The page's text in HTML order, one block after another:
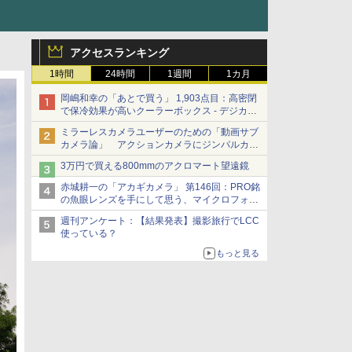
アクセスランキング
1時間 24時間 1週間 1カ月
岡嶋和幸の「あとで買う」 1,903点目：高密閉
で保冷効果が高いクーラーボックス - デジカメ
Watch
ミラーレスカメラユーザーのための「動画サブ
カメラ論」 アクションカメラにジンバルカメ
ラ……その実質的な違いは？
3万円で買える800mmのアクロマート望遠鏡
赤城耕一の「アカギカメラ」 第146回：PRO銘
の魚眼レンズを手にして思う、マイクロフォー
サーズへの期待と可能性
週刊アンケート：【結果発表】撮影旅行でLCC
使っている？
もっと見る